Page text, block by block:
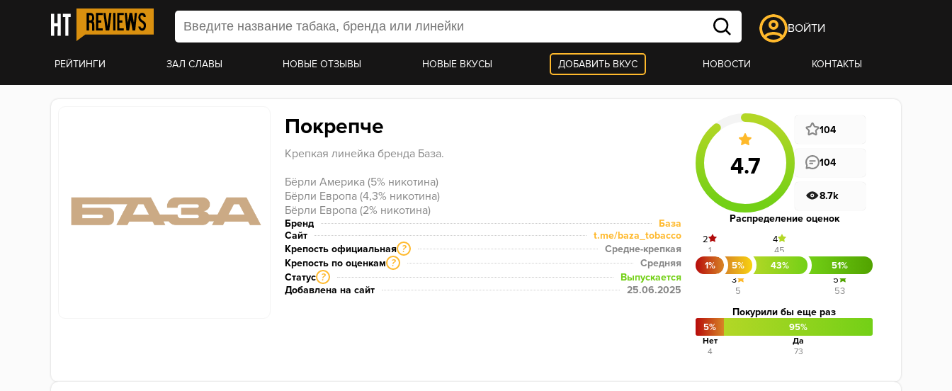
ВОЙТИ
РЕЙТИНГИ ЗАЛ СЛАВЫ НОВЫЕ ОТЗЫВЫ НОВЫЕ ВКУСЫ ДОБАВИТЬ ВКУС НОВОСТИ КОНТАКТЫ
Покрепче
Крепкая линейка бренда База.
Бёрли Америка (5% никотина)
Бёрли Европа (4,3% никотина)
Бёрли Европа (2% никотина)
Бренд
База
Сайт
t.me/baza_tobacco
Крепость официальная ?
Средне-крепкая
Крепость по оценкам ?
Средняя
Статус ?
Выпускается
Добавлена на сайт
25.06.2025
104
104
8.7k
Распределение оценок
1%
2
1
5%
3
5
43%
4
45
51%
5
53
Покурили бы еще раз
5%
Нет
4
95%
Да
73